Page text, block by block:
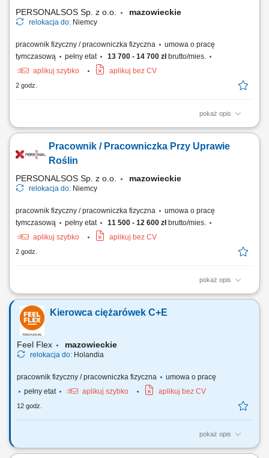
PERSONALSOS Sp. z o.o. mazowieckie
relokacja do: Niemcy
pracownik fizyczny / pracowniczka fizyczna
umowa o pracę
tymczasową
pełny etat 13 700 - 14 700 złbrutto/mies.
aplikuj szybko
aplikuj bez CV
2 godz.
pokaż opis
Opis stanowiska: Spawanie elementów stalowych metodą MAG.
techniczną. Produkcja lekkich konstrukcji stalowych wykorzystywanych
w różnych projektach. Kontrola jakości wykonanych spoin oraz dbałość
Pracownik / Pracowniczka Przy Uprawie
Roślin
PERSONALSOS Sp. z o.o. mazowieckie
relokacja do: Niemcy
pracownik fizyczny / pracowniczka fizyczna
umowa o pracę
tymczasową
pełny etat 11 500 - 12 600 złbrutto/mies.
aplikuj szybko
aplikuj bez CV
2 godz.
pokaż opis
Opis stanowiska: Pielęgnacja upraw poprzez usuwanie chwastów i
wykonywanie prostych prac ogrodniczych. Sadzenie oraz
przygotowywanie roślin do dalszej produkcji. Pakowanie zamówień i
przygotowywanie przesyłek do wysyłki. Utrzymywanie porządku na
stanowisku pracy oraz pomoc przy kompletowaniu palet.
Kierowca ciężarówek C+E
Feel Flex mazowieckie
relokacja do: Holandia
pracownik fizyczny / pracowniczka fizyczna
umowa o pracę
pełny etat
aplikuj szybko aplikuj bez CV
12 godz.
pokaż opis
Nasi kierowcy pracują jako: Kierowcy dystrybucji marketów